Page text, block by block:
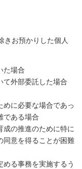
きお預かりした個人
た場合
て外部委託した場合
めに必要な場合であっ
である場合
の推進のために特に
同意を得ることが困難
る事務を実施するう